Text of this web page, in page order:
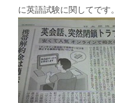
に英語試験に関してです。